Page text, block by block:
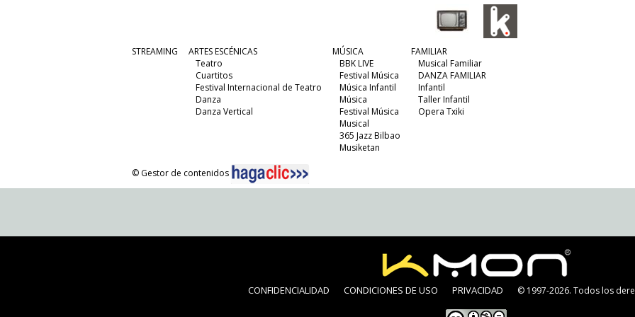
STREAMING
ARTES ESCÉNICAS
Teatro
Cuartitos
Festival Internacional de Teatro
Danza
Danza Vertical
MÚSICA
BBK LIVE
Festival Música
Música Infantil
Música
Festival Música
Musical
365 Jazz Bilbao
Musiketan
FAMILIAR
Musical Familiar
DANZA FAMILIAR
Infantil
Taller Infantil
Opera Txiki
© Gestor de contenidos
CONFIDENCIALIDAD CONDICIONES DE USO PRIVACIDAD © 1997-2026. Todos los